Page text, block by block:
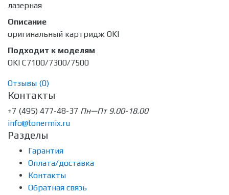
лазерная
Описание
оригинальный картридж OKI
Подходит к моделям
OKI C7100/7300/7500
Отзывы (0)
Контакты
+7 (495) 477-48-37 Пн—Пт 9.00-18.00
info@tonermix.ru
Разделы
Гарантия
Оплата/доставка
Контакты
Обратная связь